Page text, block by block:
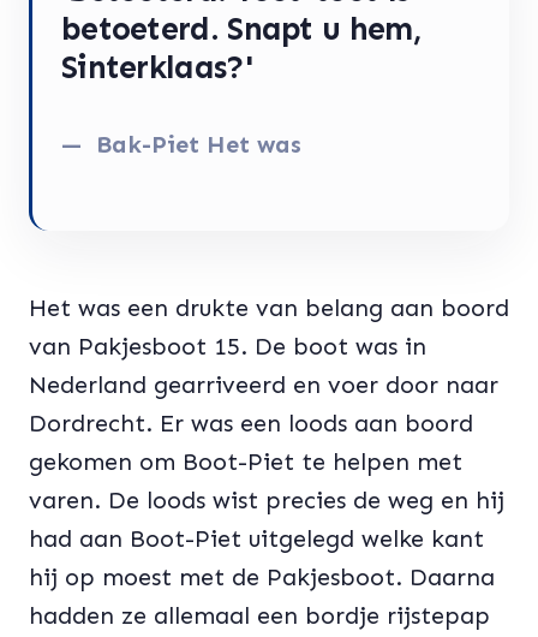
betoeterd. Snapt u hem,
Sinterklaas?'
Bak-Piet Het was
Het was een drukte van belang aan boord
van Pakjesboot 15. De boot was in
Nederland gearriveerd en voer door naar
Dordrecht. Er was een loods aan boord
gekomen om Boot-Piet te helpen met
varen. De loods wist precies de weg en hij
had aan Boot-Piet uitgelegd welke kant
hij op moest met de Pakjesboot. Daarna
hadden ze allemaal een bordje rijstepap